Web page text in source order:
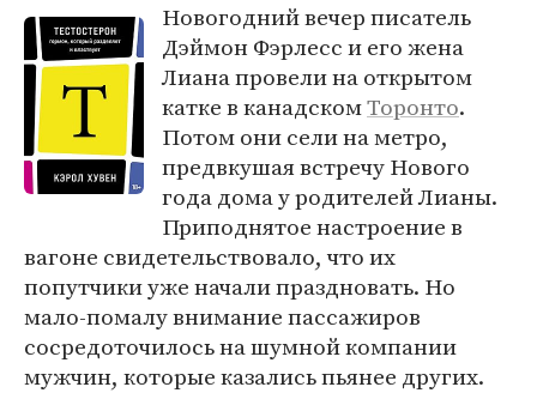
Новогодний вечер писатель
Дэймон Фэрлесс и его жена
Лиана провели на открытом
катке в канадскомТоронто.
Потом они сели на метро,
предвкушая встречу Нового
года дома у родителей Лианы.
Приподнятое настроение в
вагоне свидетельствовало, что их
попутчики уже начали праздновать. Но
мало-помалу внимание пассажиров
сосредоточилось на шумной компании
мужчин, которые казались пьянее других.